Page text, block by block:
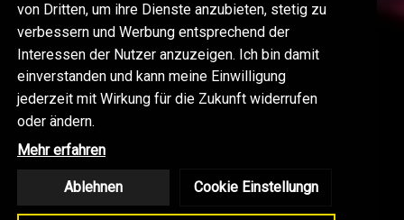
von Dritten, um ihre Dienste anzubieten, stetig zu
verbessern und Werbung entsprechend der
Interessen der Nutzer anzuzeigen. Ich bin damit
einverstanden und kann meine Einwilligung
jederzeit mit Wirkung für die Zukunft widerrufen
oder ändern.
Mehr erfahren
Ablehnen Cookie Einstellungn